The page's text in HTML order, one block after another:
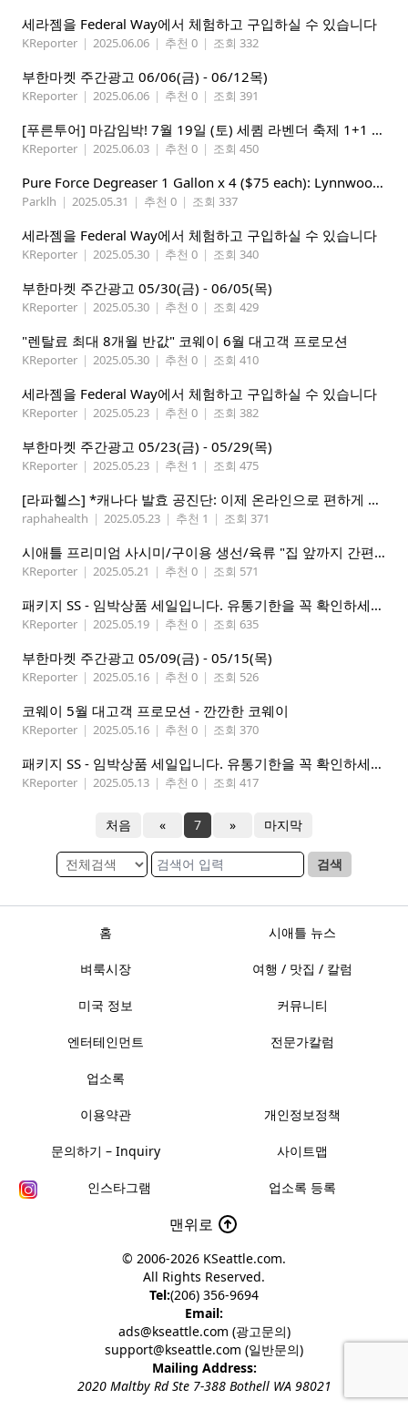
세라젬을 Federal Way에서 체험하고 구입하실 수 있습니다
KReporter | 2025.06.06 | 추천 0 | 조회 332
부한마켓 주간광고 06/06(금) - 06/12목)
KReporter | 2025.06.06 | 추천 0 | 조회 391
[푸른투어] 마감임박! 7월 19일 (토) 세큄 라벤더 축제 1+1 이벤트
KReporter | 2025.06.03 | 추천 0 | 조회 450
Pure Force Degreaser 1 Gallon x 4 ($75 each): Lynnwood 지역
Parklh | 2025.05.31 | 추천 0 | 조회 337
세라젬을 Federal Way에서 체험하고 구입하실 수 있습니다
KReporter | 2025.05.30 | 추천 0 | 조회 340
부한마켓 주간광고 05/30(금) - 06/05(목)
KReporter | 2025.05.30 | 추천 0 | 조회 429
"렌탈료 최대 8개월 반값" 코웨이 6월 대고객 프로모션
KReporter | 2025.05.30 | 추천 0 | 조회 410
세라젬을 Federal Way에서 체험하고 구입하실 수 있습니다
KReporter | 2025.05.23 | 추천 0 | 조회 382
부한마켓 주간광고 05/23(금) - 05/29(목)
KReporter | 2025.05.23 | 추천 1 | 조회 475
[라파헬스] *캐나다 발효 공진단: 이제 온라인으로 편하게 구매하세요.*
raphahealth | 2025.05.23 | 추천 1 | 조회 371
시애틀 프리미엄 사시미/구이용 생선/육류 "집 앞까지 간편하게" – 영오션닷컴
KReporter | 2025.05.21 | 추천 0 | 조회 571
패키지 SS - 임박상품 세일입니다. 유통기한을 꼭 확인하세요.
KReporter | 2025.05.19 | 추천 0 | 조회 635
부한마켓 주간광고 05/09(금) - 05/15(목)
KReporter | 2025.05.16 | 추천 0 | 조회 526
코웨이 5월 대고객 프로모션 - 깐깐한 코웨이
KReporter | 2025.05.16 | 추천 0 | 조회 370
패키지 SS - 임박상품 세일입니다. 유통기한을 꼭 확인하세요.
KReporter | 2025.05.13 | 추천 0 | 조회 417
처음 « 7 » 마지막
검색
홈 시애틀 뉴스
벼룩시장 여행 / 맛집 / 칼럼
미국 정보 커뮤니티
엔터테인먼트 전문가칼럼
업소록
이용약관 개인정보정책
문의하기 – Inquiry 사이트맵
인스타그램 업소록 등록
맨위로
© 2006-2026 KSeattle.com.
All Rights Reserved.
Tel:(206) 356-9694
Email:
ads@kseattle.com (광고문의)
support@kseattle.com (일반문의)
Mailing Address:
2020 Maltby Rd Ste 7-388 Bothell WA 98021